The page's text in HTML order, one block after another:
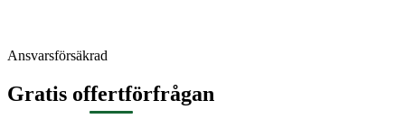
Ansvarsförsäkrad
Gratis offertförfrågan